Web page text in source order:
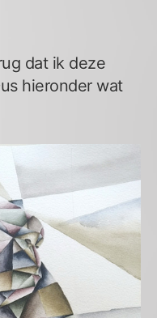
dat ik deze
hieronder wat